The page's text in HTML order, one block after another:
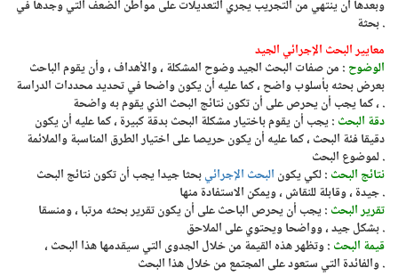
وبعدها أن ينتهي من التجريب يجري التعديلات على مواطن الضعف التي وجدها في
بحثة .
معايير البحث الإجرائي الجيد
الوضوح : من صفات البحث الجيد وضوح المشكلة ، والأهداف ، وأن يقوم الباحث
بعرض بحثه بأسلوب واضح ، كما عليه أن يكون واضحا في تحديد محددات الدراسة
، كما يجب أن يحرص على أن تكون نتائج البحث الذي يقوم به واضحة .
دقة البحث : يجب أن يقوم باختيار مشكلة البحث بدقة كبيرة ، كما عليه أن يكون
دقيقا فئة البحث ، كما عليه أن يكون حريصا على اختيار الطرق المناسبة والملائمة
لموضوع البحث .
نتائج البحث : لكي يكون البحث الإجرائيبحثا جيدا يجب أن تكون نتائج البحث
جيدة ، وقابلة للنقاش ، ويمكن الاستفادة منها .
تقرير البحث : يجب أن يحرص الباحث على أن يكون تقرير بحثه مرتبا ، ومنسقا
بشكل جيد ، وواضحا ويحتوي على الملاحق .
قيمة البحث : وتظهر هذه القيمة من خلال الجدوى التي سيقدمها هذا البحث ،
والفائدة التي ستعود على المجتمع من خلال هذا البحث .